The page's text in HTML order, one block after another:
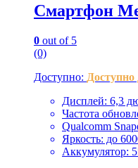
Смартфон
0 out of 5
(0)
Доступно: Доступно
Дисплей: 6,3
Частота
Qualcomm
Яркость: до
Аккумулятор: